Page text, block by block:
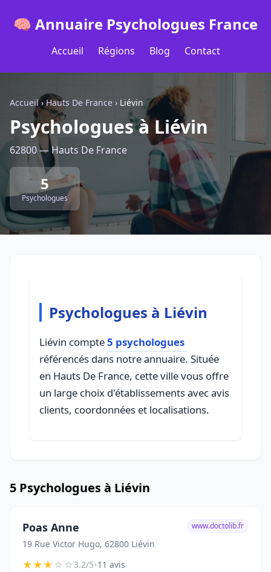
🧠 Annuaire Psychologues France
Accueil Régions Blog Contact
Accueil› Hauts De France › Liévin
Psychologues à Liévin
62800 — Hauts De France
5
Psychologues
Psychologues à Liévin
Liévin compte5 psychologues
référencés dans notre annuaire. Située
en Hauts De France, cette ville vous offre
un large choix d'établissements avec avis
clients, coordonnées et localisations.
5 Psychologues à Liévin
Poas Anne
19 Rue Victor Hugo, 62800 Liévin
www.doctolib.fr
★★★☆☆3.2/5•11 avis